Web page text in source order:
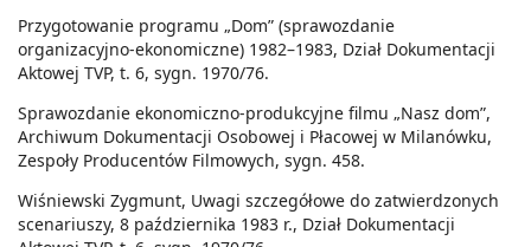
Przygotowanie programu „Dom” (sprawozdanie
organizacyjno-ekonomiczne) 1982–1983, Dział Dokumentacji
Aktowej TVP, t. 6, sygn. 1970/76.
Sprawozdanie ekonomiczno-produkcyjne filmu „Nasz dom”,
Archiwum Dokumentacji Osobowej i Płacowej w Milanówku,
Zespoły Producentów Filmowych, sygn. 458.
Wiśniewski Zygmunt, Uwagi szczegółowe do zatwierdzonych
scenariuszy, 8 października 1983 r., Dział Dokumentacji